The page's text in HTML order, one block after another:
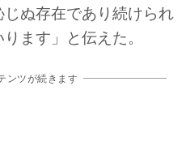
ぬ存在であり続けられ
ます」と伝えた。
ンツが続きます